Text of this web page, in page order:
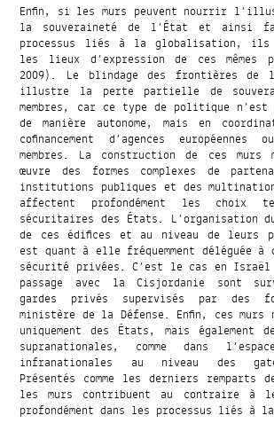
Enfin, si les murs peuvent nourrir
la souveraineté de l’État et ainsi
processus liés à la globalisation,
les lieux d’expression de ces mêmes
2009). Le blindage des frontières de
illustre la perte partielle de
membres, car ce type de politique n’est
de manière autonome, mais en
cofinancement d’agences européennes
membres. La construction de ces murs
œuvre des formes complexes de
institutions publiques et des
affectent profondément les choix
sécuritaires des États. L’organisation
de ces édifices et au niveau de leurs
est quant à elle fréquemment déléguée à
sécurité privées. C’est le cas en
passage avec la Cisjordanie sont
gardes privés supervisés par des
ministère de la Défense. Enfin, ces murs
uniquement des États, mais également
supranationales, comme dans
infranationales au niveau des
Présentés comme les derniers remparts
les murs contribuent au contraire à
profondément dans les processus liés à